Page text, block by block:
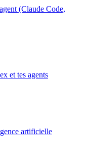
(Claude Code,
et tes agents
artificielle